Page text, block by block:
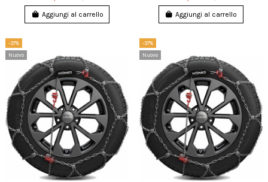
Aggiungi al carrello Aggiungi al carrello
-37%
Nuovo
-37%
Nuovo